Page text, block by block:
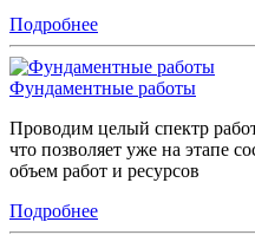
Подробнее
Фундаментные работы
Проводим целый спектр
что позволяет уже на этапе
объем работ и ресурсов
Подробнее